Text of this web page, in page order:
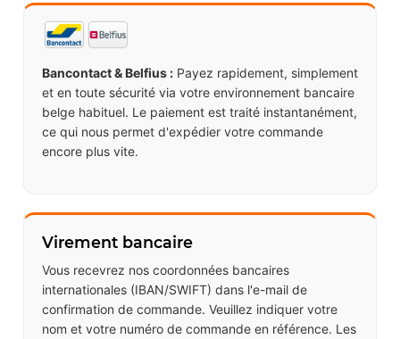
Bancontact & Belfius : Payez rapidement, simplement
et en toute sécurité via votre environnement bancaire
belge habituel. Le paiement est traité instantanément,
ce qui nous permet d'expédier votre commande
encore plus vite.
Virement bancaire
Vous recevrez nos coordonnées bancaires
internationales (IBAN/SWIFT) dans l'e-mail de
confirmation de commande. Veuillez indiquer votre
nom et votre numéro de commande en référence. Les